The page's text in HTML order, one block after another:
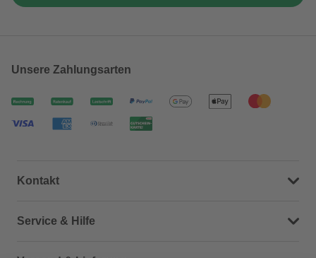
Unsere Zahlungsarten
Kontakt
Dein Kontakt zu uns
Service & Hilfe